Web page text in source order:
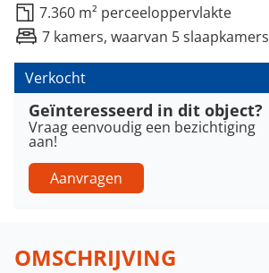
7.360 m² perceeloppervlakte
7 kamers, waarvan 5 slaapkamers
Verkocht
Geïnteresseerd in dit object?
Vraag eenvoudig een bezichtiging
aan!
Aanvragen
OMSCHRIJVING